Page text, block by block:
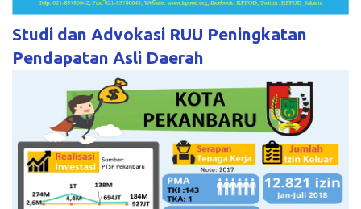
Studi dan Advokasi RUU Peningkatan
Pendapatan Asli Daerah